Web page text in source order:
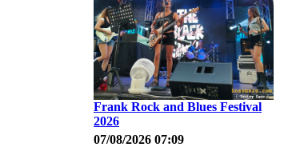
Frank Rock and Blues Festival
2026
07/08/2026 07:09